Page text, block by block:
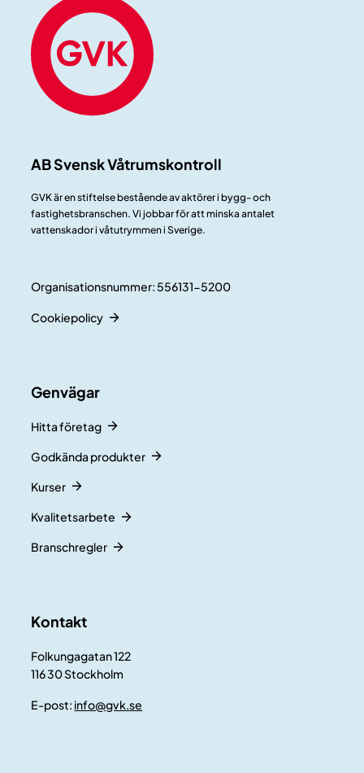
AB Svensk Våtrumskontroll
GVK är en stiftelse bestående av aktörer i bygg- och
fastighetsbranschen. Vi jobbar för att minska antalet
vattenskador i våtutrymmen i Sverige.
Organisationsnummer: 556131-5200
Cookiepolicy
Genvägar
Hitta företag
Godkända produkter
Kurser
Kvalitetsarbete
Branschregler
Kontakt
Folkungagatan 122
116 30 Stockholm
E-post: info@gvk.se